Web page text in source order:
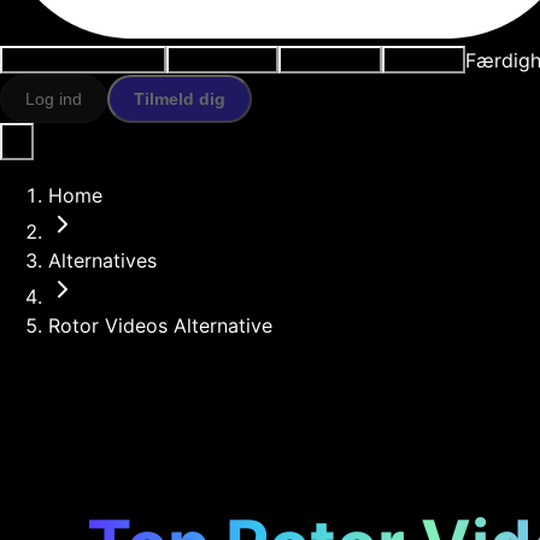
Log ind Tilmeld dig
Home
Alternatives
Rotor Videos Alternative